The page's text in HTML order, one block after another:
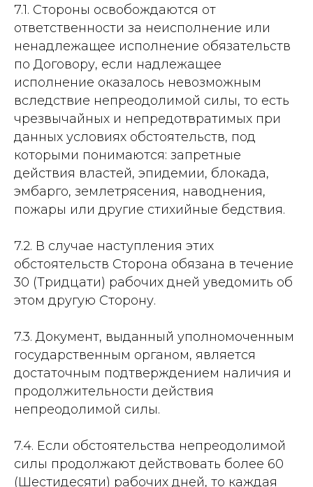
7.1. Стороны освобождаются от
ответственности за неисполнение или
ненадлежащее исполнение обязательств
по Договору, если надлежащее
исполнение оказалось невозможным
вследствие непреодолимой силы, то есть
чрезвычайных и непредотвратимых при
данных условиях обстоятельств, под
которыми понимаются: запретные
действия властей, эпидемии, блокада,
эмбарго, землетрясения, наводнения,
пожары или другие стихийные бедствия.
7.2. В случае наступления этих
обстоятельств Сторона обязана в течение
30 (Тридцати) рабочих дней уведомить об
этом другую Сторону.
7.3. Документ, выданный уполномоченным
государственным органом, является
достаточным подтверждением наличия и
продолжительности действия
непреодолимой силы.
7.4. Если обстоятельства непреодолимой
силы продолжают действовать более 60
(Шестидесяти) рабочих дней, то каждая